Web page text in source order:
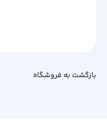
بازگشت به فروشگاه